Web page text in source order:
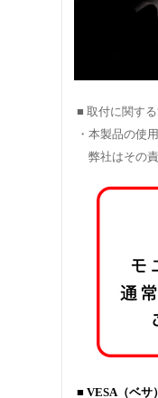
■ 取付に関す
・本製品の使
弊社はその
■ VESA（ベサ